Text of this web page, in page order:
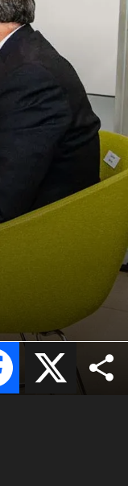
X
Facebook